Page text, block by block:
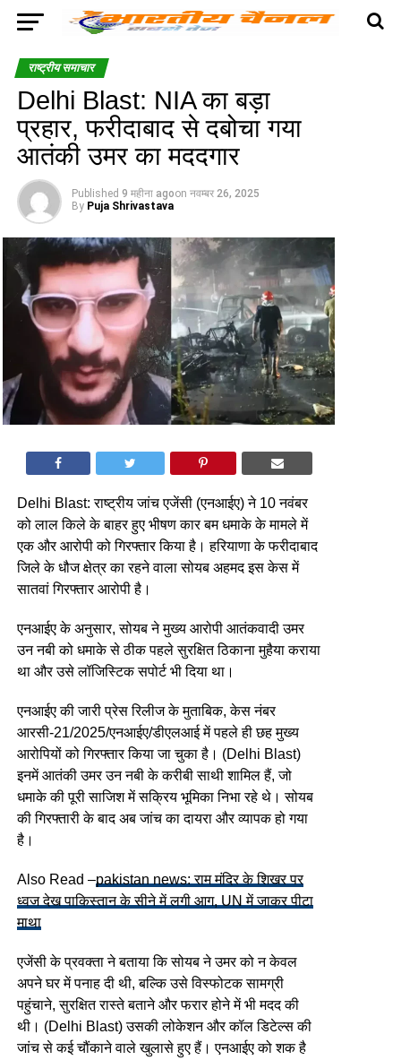
राष्ट्रीय समाचार
Delhi Blast: NIA का बड़ा
प्रहार, फरीदाबाद से दबोचा गया
आतंकी उमर का मददगार
Published 9 महीना agoon नवम्बर 26, 2025
By Puja Shrivastava
Delhi Blast: राष्ट्रीय जांच एजेंसी (एनआईए) ने 10 नवंबर
को लाल किले के बाहर हुए भीषण कार बम धमाके के मामले में
एक और आरोपी को गिरफ्तार किया है। हरियाणा के फरीदाबाद
जिले के धौज क्षेत्र का रहने वाला सोयब अहमद इस केस में
सातवां गिरफ्तार आरोपी है।
एनआईए के अनुसार, सोयब ने मुख्य आरोपी आतंकवादी उमर
उन नबी को धमाके से ठीक पहले सुरक्षित ठिकाना मुहैया कराया
था और उसे लॉजिस्टिक सपोर्ट भी दिया था।
एनआईए की जारी प्रेस रिलीज के मुताबिक, केस नंबर
आरसी-21/2025/एनआईए/डीएलआई में पहले ही छह मुख्य
आरोपियों को गिरफ्तार किया जा चुका है। (Delhi Blast)
इनमें आतंकी उमर उन नबी के करीबी साथी शामिल हैं, जो
धमाके की पूरी साजिश में सक्रिय भूमिका निभा रहे थे। सोयब
की गिरफ्तारी के बाद अब जांच का दायरा और व्यापक हो गया
है।
Also Read –pakistan news: राम मंदिर के शिखर पर
ध्वज देख पाकिस्तान के सीने में लगी आग, UN में जाकर पीटा
माथा
एजेंसी के प्रवक्ता ने बताया कि सोयब ने उमर को न केवल
अपने घर में पनाह दी थी, बल्कि उसे विस्फोटक सामग्री
पहुंचाने, सुरक्षित रास्ते बताने और फरार होने में भी मदद की
थी। (Delhi Blast) उसकी लोकेशन और कॉल डिटेल्स की
जांच से कई चौंकाने वाले खुलासे हुए हैं। एनआईए को शक है